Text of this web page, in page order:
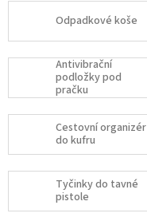
Odpadkové koše
Antivibrační
podložky pod
pračku
Cestovní organizér
do kufru
Tyčinky do tavné
pistole